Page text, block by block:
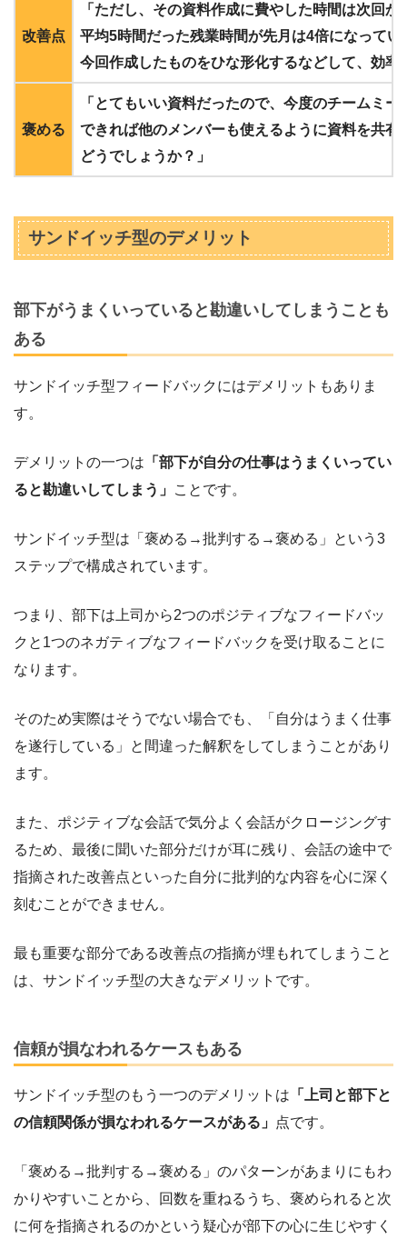
改善点
「ただし、その資料作成に費やした時間は次回
平均5時間だった残業時間が先月は4倍になってい
今回作成したものをひな形化するなどして、効率
褒める
「とてもいい資料だったので、今度のチームミ
できれば他のメンバーも使えるように資料を共有
どうでしょうか？」
サンドイッチ型のデメリット
部下がうまくいっていると勘違いしてしまうことも
ある
サンドイッチ型フィードバックにはデメリットもありま
す。
デメリットの一つは 「部下が自分の仕事はうまくいってい
ると勘違いしてしまう」 ことです。
サンドイッチ型は「褒める→批判する→褒める」という3
ステップで構成されています。
つまり、部下は上司から2つのポジティブなフィードバッ
クと1つのネガティブなフィードバックを受け取ることに
なります。
そのため実際はそうでない場合でも、「自分はうまく仕事
を遂行している」と間違った解釈をしてしまうことがあり
ます。
また、ポジティブな会話で気分よく会話がクロージングす
るため、最後に聞いた部分だけが耳に残り、会話の途中で
指摘された改善点といった自分に批判的な内容を心に深く
刻むことができません。
最も重要な部分である改善点の指摘が埋もれてしまうこと
は、サンドイッチ型の大きなデメリットです。
信頼が損なわれるケースもある
サンドイッチ型のもう一つのデメリットは 「上司と部下と
の信頼関係が損なわれるケースがある」 点です。
「褒める→批判する→褒める」のパターンがあまりにもわ
かりやすいことから、回数を重ねるうち、褒められると次
に何を指摘されるのかという疑心が部下の心に生じやすく